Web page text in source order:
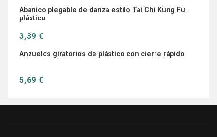
Abanico plegable de danza estilo Tai Chi Kung Fu,
plástico
3,39 €
Anzuelos giratorios de plástico con cierre rápido
5,69 €